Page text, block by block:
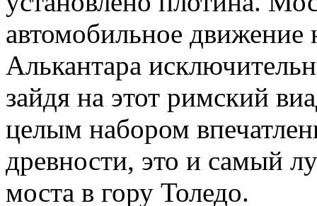
автомобильное
Алькантара
зайдя на этот римский
целым набором
древности, это и самый
моста в гору Толедо.